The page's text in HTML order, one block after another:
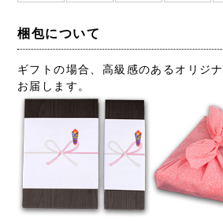
梱包について
ギフトの場合、高級感のあるオリジ
お届します。